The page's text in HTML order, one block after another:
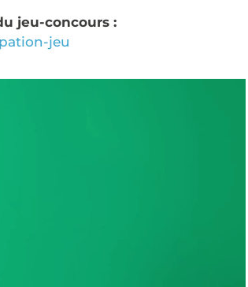
jeu-concours :
jeu